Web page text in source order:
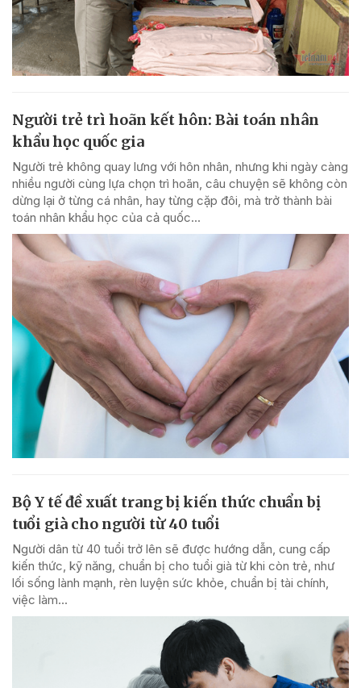
Người trẻ trì hoãn kết hôn: Bài toán nhân
khẩu học quốc gia
Người trẻ không quay lưng với hôn nhân, nhưng khi ngày càng
nhiều người cùng lựa chọn trì hoãn, câu chuyện sẽ không còn
dừng lại ở từng cá nhân, hay từng cặp đôi, mà trở thành bài
toán nhân khẩu học của cả quốc...
Bộ Y tế đề xuất trang bị kiến thức chuẩn bị
tuổi già cho người từ 40 tuổi
Người dân từ 40 tuổi trở lên sẽ được hướng dẫn, cung cấp
kiến thức, kỹ năng, chuẩn bị cho tuổi già từ khi còn trẻ, như
lối sống lành mạnh, rèn luyện sức khỏe, chuẩn bị tài chính,
việc làm...